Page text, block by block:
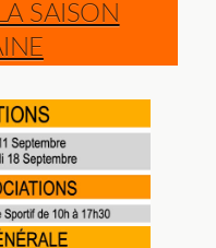
SAISON